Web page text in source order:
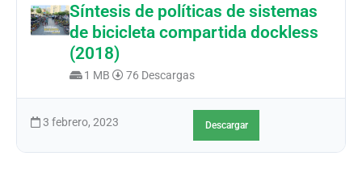
Síntesis de políticas de sistemas
de bicicleta compartida dockless
(2018)
1 MB 76 Descargas
3 febrero, 2023 Descargar